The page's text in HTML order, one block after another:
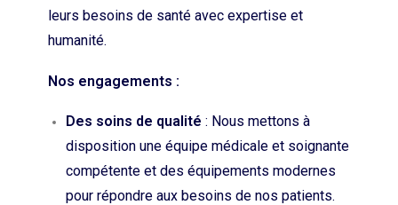
leurs besoins de santé avec expertise et
humanité.
Nos engagements :
Des soins de qualité : Nous mettons à
disposition une équipe médicale et soignante
compétente et des équipements modernes
pour répondre aux besoins de nos patients.